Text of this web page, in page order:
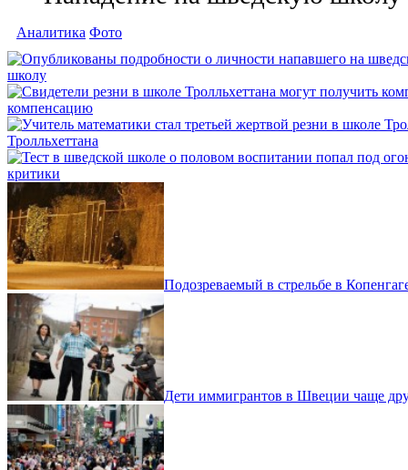
Аналитика Фото
школу
компенсацию
Тролльхеттана
критики
Подозреваемый в стрельбе в
Дети иммигрантов в Швеции чаще